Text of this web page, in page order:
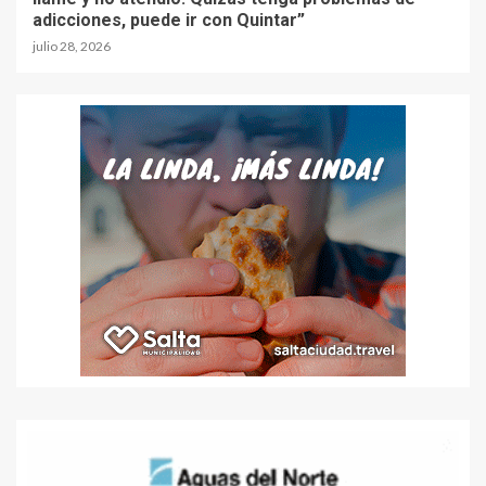
adicciones, puede ir con Quintar”
julio 28, 2026